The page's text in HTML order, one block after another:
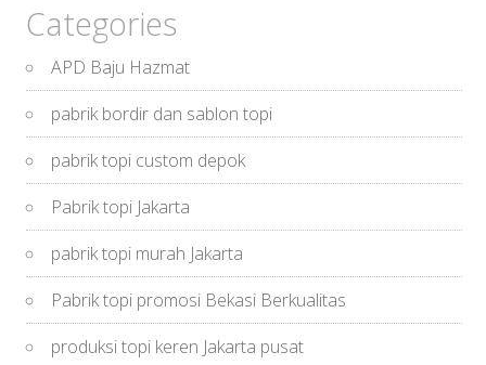
Categories
APD Baju Hazmat
pabrik bordir dan sablon topi
pabrik topi custom depok
Pabrik topi Jakarta
pabrik topi murah Jakarta
Pabrik topi promosi Bekasi Berkualitas
produksi topi keren Jakarta pusat